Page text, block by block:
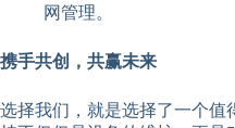
网管理。
携手共创，共赢未来
选择我们，就是选择了一个值